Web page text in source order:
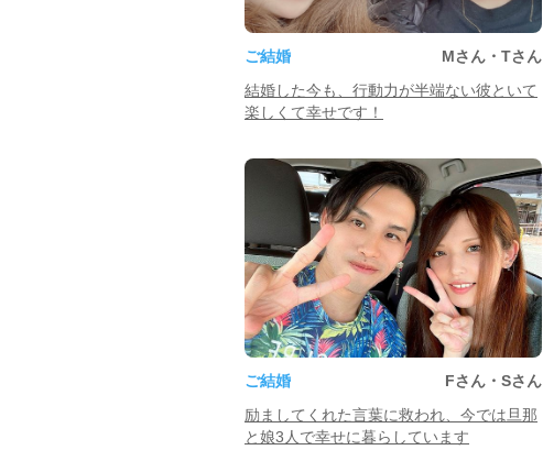
ご結婚
Mさん・Tさん
結婚した今も、行動力が半端ない彼といて
楽しくて幸せです！
ご結婚
Fさん・Sさん
励ましてくれた言葉に救われ、今では旦那
と娘3人で幸せに暮らしています